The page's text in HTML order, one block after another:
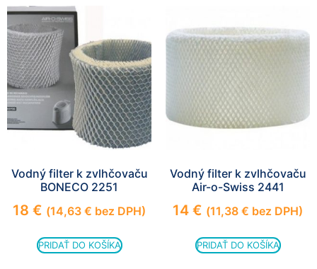
Vodný filter k zvlhčovaču
BONECO 2251
18 € (14,63 € bez DPH)
PRIDAŤ DO KOŠÍKA
Vodný filter k zvlhčovaču
Air-o-Swiss 2441
14 € (11,38 € bez DPH)
PRIDAŤ DO KOŠÍKA